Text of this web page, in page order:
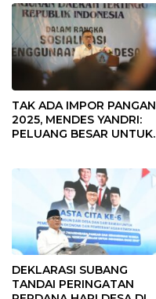
TAK ADA IMPOR PANGAN
2025, MENDES YANDRI:
PELUANG BESAR UNTUK
DEKLARASI SUBANG
TANDAI PERINGATAN